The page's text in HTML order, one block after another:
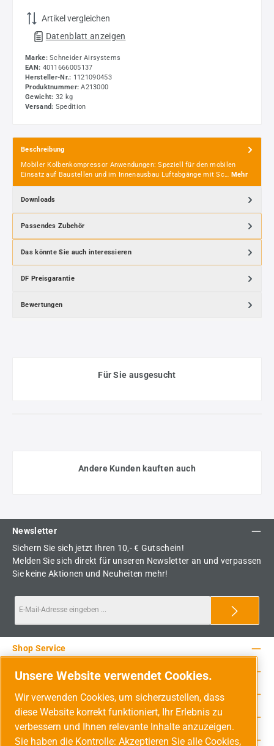
Artikel vergleichen
Datenblatt anzeigen
Marke:Schneider Airsystems
EAN: 4011666005137
Hersteller-Nr.: 1121090453
Produktnummer: A213000
Gewicht: 32 kg
Versand: Spedition
Beschreibung
Mobiler Kolbenkompressor Anwendungen: Speziell für den mobilen
Einsatz auf Baustellen und im Innenausbau Luftabgänge mit Sc… Mehr
Downloads
Passendes Zubehör
Das könnte Sie auch interessieren
DF Preisgarantie
Bewertungen
Für Sie ausgesucht
Andere Kunden kauften auch
Newsletter
Sichern Sie sich jetzt Ihren 10,- € Gutschein!
Melden Sie sich direkt für unseren Newsletter an und verpassen
Sie keine Aktionen und Neuheiten mehr!
Service-Hotline
Shop Service
Rechtliche Hinweise
Unsere Vorteile
Versandarten
Unsere Website verwendet Cookies.
Wir verwenden Cookies, um sicherzustellen, dass
diese Website korrekt funktioniert, Ihr Erlebnis zu
verbessern und Ihnen relevante Inhalte anzuzeigen.
Sie haben die Kontrolle: Akzeptieren Sie alle Cookies,